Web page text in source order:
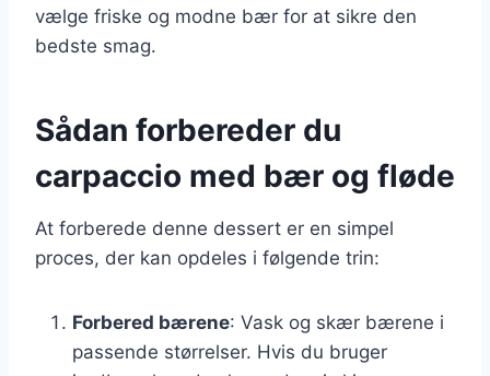
vælge friske og modne bær for at sikre den
bedste smag.
Sådan forbereder du
carpaccio med bær og fløde
At forberede denne dessert er en simpel
proces, der kan opdeles i følgende trin:
Forbered bærene: Vask og skær bærene i
passende størrelser. Hvis du bruger